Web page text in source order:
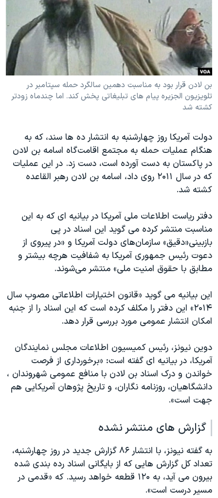
فرهنگ و زندگی
حقوق شهروندی
اقتصادی
علم و فناوری
گالری عکس
مستندها
انتخابات ریاست جمهوری آمریکا ۲۰۲۴
حمله جمهوری اسلامی به اسرائیل
رمز مهسا
اعتراضات زن، زندگی، آزادی
تریبونال مردمی آبان ۹۸
دادگاه حمید نوری
چهل سال گروگان‌گیری
قانون شفافیت دارائی کادر رهبری ایران
اسرائیل در جنگ
نرگس محمدی برنده جایزه نوبل صلح
همایش محافظه‌کاران آمریکا «سی‌پک»
صفحه‌های ویژه
سفر پرزیدنت ترامپ به چین
دنبال کنید
زبانهای مختلف
بن لادن قرار بود به مناسبت دهمین سالگرد حمله سپتامبر در
تلویزیون الجزیره پیام های تبلیغاتی پخش کند. اما چندماه زودتر
کشته شد
دولت آمریکا روز چهارشنبه به انتشار ده ها سند، که به
هنگام عملیات حمله به مجتمع اقامت‌گاه اسامه بن لادن
در پاکستان به دست آورده است، دست زد. در این عملیات
که در سال ۲۰۱۱ روی داد، اسامه بن لادن رهبر القاعده
کشته شد.
دفتر ریاست اطلاعات ملی آمریکا در بیانیه ای که به این
مناسبت منتشر کرده می گوید این اسناد در پی
بازبینی«دقیق» سازمان‌های دولت آمریکا و «در پیروی از
دعوت رئیس جمهوری آمریکا به شفافیت هرچه بیشتر و
مطابق با حقوق امنیت ملی» منتشر می‌شوند.
این بیانیه می گوید «قانون اختیارات اطلاعاتی مصوب سال
۲۰۱۴» این دفتر را مکلف کرده است که این اسناد را از جنبه
امکان انتشار عمومی مورد بررسی قرار دهد.
دوین نیونز، رئیس کمیسیون اطلاعات مجلس نمایندگان
آمریکا، در بیانیه ای گفته است: «برخورداری از فرصت
خواندن و درک اسناد بن لادن با منافع عمومی شهروندان ،
دانشگاهیان، روزنامه نگاران، و تاریخ پژوهان آمریکایی هم
جهت است».
گزارش های منتشر نشده
به گفته نیونز، با انتشار ۸۶ گزارش جدید در روز چهارشنبه،
تعداد کل گزارش هایی که از بایگانی اسناد رده بندی شده
بیرون می آید، به ۱۲۰ قطعه خواهد رسید. که «قدمی در
مسیر درست است».